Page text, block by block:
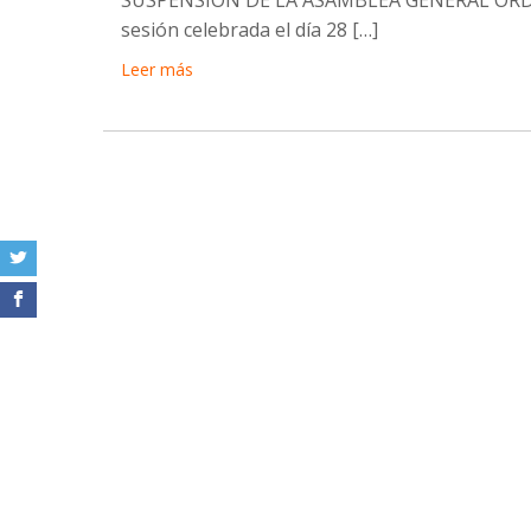
sesión celebrada el día 28 […]
Leer más